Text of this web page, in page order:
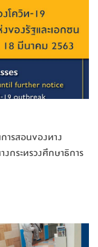
การสอนของทาง
งกระทรวงศึกษาธิการ